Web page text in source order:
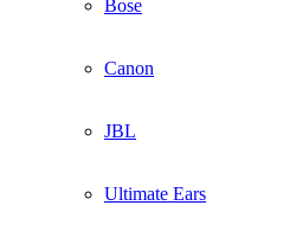
Bose
Canon
JBL
Ultimate Ears